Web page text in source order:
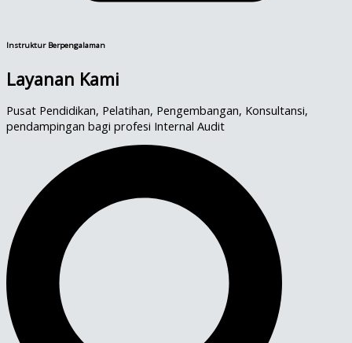
Instruktur Berpengalaman
Layanan Kami
Pusat Pendidikan, Pelatihan, Pengembangan, Konsultansi,
pendampingan bagi profesi Internal Audit